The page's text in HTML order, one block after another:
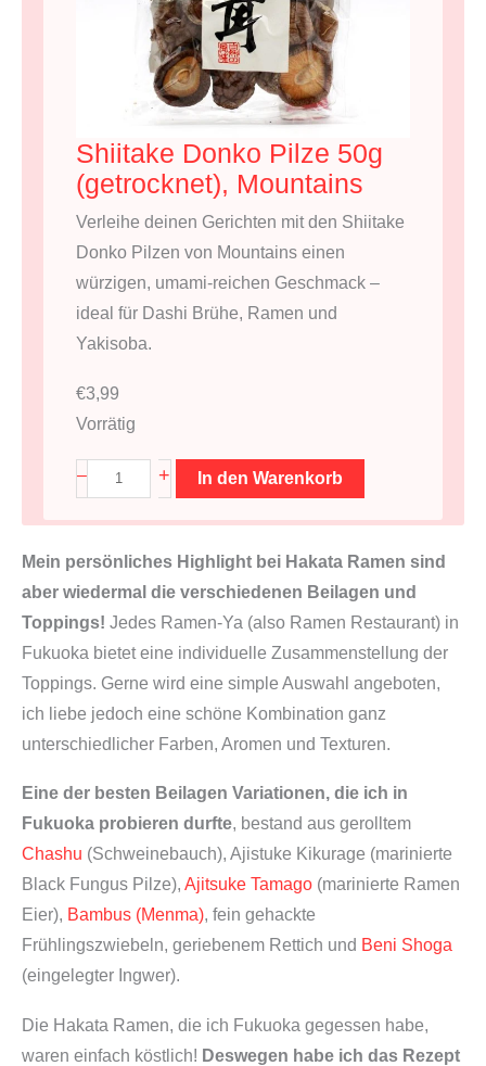
Shiitake Donko Pilze 50g
(getrocknet), Mountains
Verleihe deinen Gerichten mit den Shiitake
Donko Pilzen von Mountains einen
würzigen, umami-reichen Geschmack –
ideal für Dashi Brühe, Ramen und
Yakisoba.
€3,99
Vorrätig
–
S
h
i
t
a
k
e
D
o
z
5
0
+ In den Warenkorb
Mein persönliches Highlight bei Hakata Ramen sind
aber wiedermal die verschiedenen Beilagen und
Toppings! Jedes Ramen-Ya (also Ramen Restaurant) in
Fukuoka bietet eine individuelle Zusammenstellung der
Toppings. Gerne wird eine simple Auswahl angeboten,
ich liebe jedoch eine schöne Kombination ganz
unterschiedlicher Farben, Aromen und Texturen.
Eine der besten Beilagen Variationen, die ich in
Fukuoka probieren durfte, bestand aus gerolltem
Chashu (Schweinebauch), Ajistuke Kikurage (marinierte
Black Fungus Pilze), Ajitsuke Tamago (marinierte Ramen
Eier), Bambus (Menma), fein gehackte
Frühlingszwiebeln, geriebenem Rettich und Beni Shoga
(eingelegter Ingwer).
Die Hakata Ramen, die ich Fukuoka gegessen habe,
waren einfach köstlich! Deswegen habe ich das Rezept